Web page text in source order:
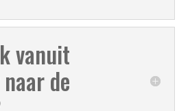
vanuit
de